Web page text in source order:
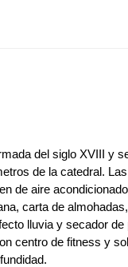
del siglo XVIII y
de la catedral. Las
de aire
carta de
lluvia y secador de
centro de fitness y